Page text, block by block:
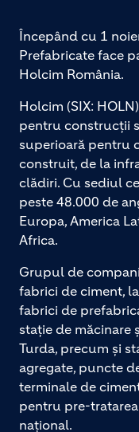
Începând cu 1
Prefabricate face
Holcim România.
Holcim (SIX:
pentru construcții
superioară pentru
construit, de la
clădiri. Cu sediul
peste 48.000 de
Europa, America
Africa.
Grupul de
fabrici de ciment,
fabrici de
stație de măcinare
Turda, precum și
agregate, puncte
terminale de
pentru pre-
național.